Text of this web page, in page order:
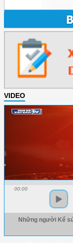
VIDEO
00:00
Những người Kể